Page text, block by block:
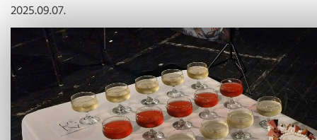
2025.09.07.